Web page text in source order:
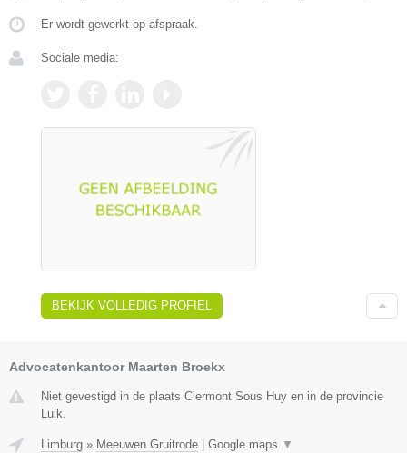
Er wordt gewerkt op afspraak.
Sociale media:
BEKIJK VOLLEDIG PROFIEL
Advocatenkantoor Maarten Broekx
Niet gevestigd in de plaats Clermont Sous Huy en in de provincie
Luik.
Limburg » Meeuwen Gruitrode Google maps ▼